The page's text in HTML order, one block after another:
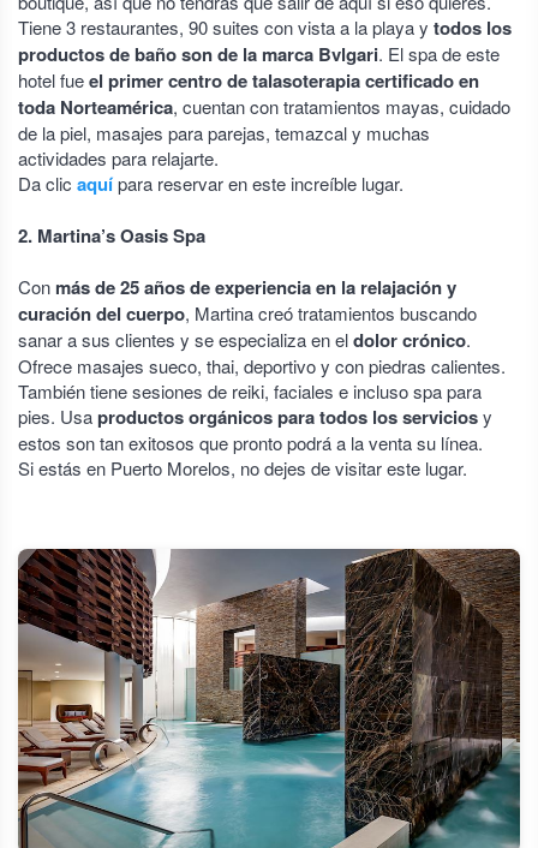
Tiene 3 restaurantes, 90 suites con vista a la playa y todos los
productos de baño son de la marca Bvlgari. El spa de este
hotel fueel primer centro de talasoterapia certificado en
toda Norteamérica, cuentan con tratamientos mayas, cuidado
de la piel, masajes para parejas, temazcal y muchas
actividades para relajarte.
Da clic aquípara reservar en este increíble lugar.
2. Martina’s Oasis Spa
Con más de 25 años de experiencia en la relajación y
curación del cuerpo, Martina creó tratamientos buscando
sanar a sus clientes y se especializa en eldolor crónico.
Ofrece masajes sueco, thai, deportivo y con piedras calientes.
También tiene sesiones de reiki, faciales e incluso spa para
pies. Usaproductos orgánicos para todos los serviciosy
estos son tan exitosos que pronto podrá a la venta su línea.
Si estás en Puerto Morelos, no dejes de visitar este lugar.